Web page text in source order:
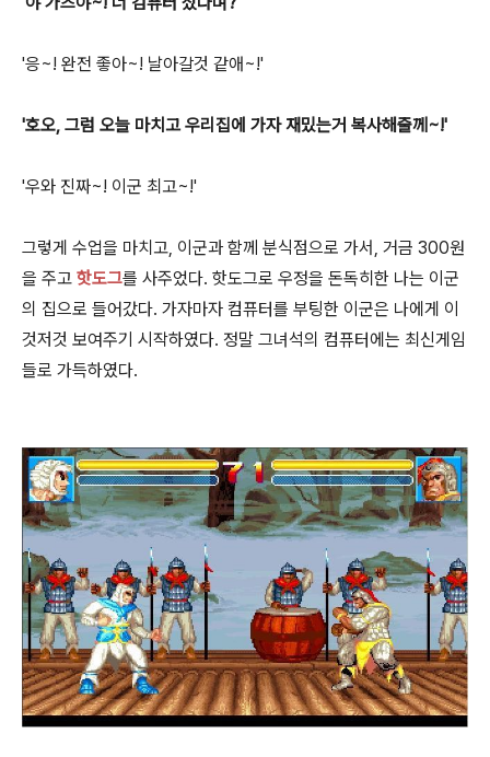
'응~! 완전 좋아~! 날아갈것 같애~!'
'호오, 그럼 오늘 마치고 우리집에 가자 재밌는거 복사해줄께~!'
'우와 진짜~! 이군 최고~!'
그렇게 수업을 마치고, 이군과 함께 분식점으로 가서, 거금 300원
을 주고 핫도그를 사주었다. 핫도그로 우정을 돈독히한 나는 이군
의 집으로 들어갔다. 가자마자 컴퓨터를 부팅한 이군은 나에게 이
것저것 보여주기 시작하였다. 정말 그녀석의 컴퓨터에는 최신게임
들로 가득하였다.